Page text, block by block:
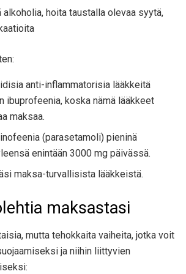
alkoholia, hoita taustalla olevaa syytä,
anti-inflammatorisia lääkkeitä
ibuprofeenia, koska nämä lääkkeet
maksaa.
(parasetamoli) pieninä
enintään 3000 mg päivässä.
maksa-turvallisista lääkkeistä.
maksastasi
mutta tehokkaita vaiheita, jotka voit
ja niihin liittyvien